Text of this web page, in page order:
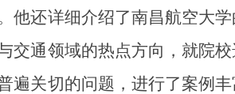
他还详细介绍了南昌航空大
交通领域的热点方向，就院
遍关切的问题，进行了案例